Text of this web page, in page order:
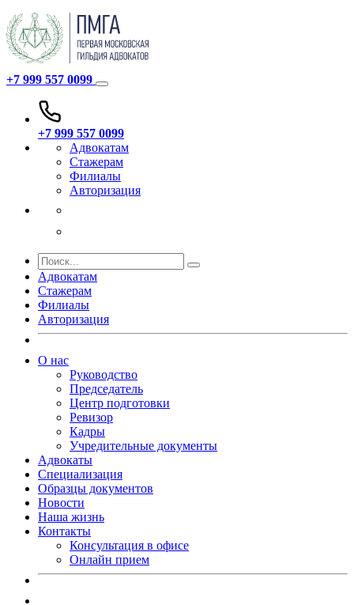
+7 999 557 0099
+7 999 557 0099
Адвокатам
Стажерам
Филиалы
Авторизация
Адвокатам
Стажерам
Филиалы
Авторизация
О нас
Руководство
Председатель
Центр подготовки
Ревизор
Кадры
Учредительные документы
Адвокаты
Специализация
Образцы документов
Новости
Наша жизнь
Контакты
Консультация в офисе
Онлайн прием